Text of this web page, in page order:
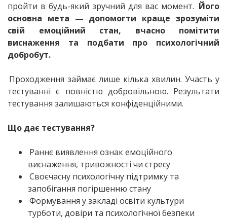
пройти в будь-який зручний для вас момент. Його
основна мета — допомогти краще зрозуміти
свій емоційний стан, вчасно помітити
виснаження та подбати про психологічний
добробут.
Проходження займає лише кілька хвилин. Участь у
тестуванні є повністю добровільною. Результати
тестування залишаються конфіденційними.
Що дає тестування?
Раннє виявлення ознак емоційного
виснаження, тривожності чи стресу
Своєчасну психологічну підтримку та
запобігання погіршенню стану
Формування у закладі освіти культури
турботи, довіри та психологічної безпеки